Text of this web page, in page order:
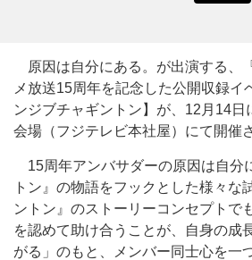
原因は自分にある。が出演する、
メ放送15周年を記念した公開収録イ
ンジブチャギントン】が、12月14日
会場（フジテレビ本社屋）にて開催
15周年アンバサダーの原因は自分
トン』の物語をフックとした様々な
ントン』のストーリーコンセプトで
を認めて助け合うことが、自身の成
がる」のもと、メンバー同士心を一